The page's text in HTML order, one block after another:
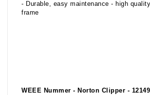
- Durable, easy maintenance - high
frame
WEEE Nummer - Norton Clipper -